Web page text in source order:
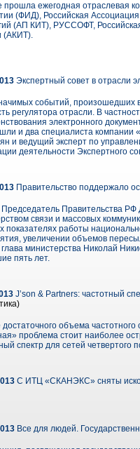
прошла ежегодная отраслевая
(ФИД), Российская
(АП КИТ), РУССОФТ,
(АКИТ).
Экспертный совет в отрасли
событий, произошедших в
регулятора отрасли. В
электронного
и два специалиста
и ведущий эксперт по
деятельности Экспертного
Правительство поддержало
Правительства
связи и массовых
показателях работы
увеличении объемов
министерства Николай
пять лет.
J’son & Partners: частотный
достаточного объема
проблема стоит наиболее
спектр для сетей четвертого
С ИТЦ «СКАНЭКС» сняты
Все для людей.